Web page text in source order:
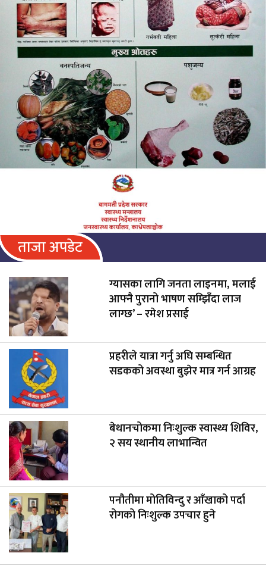
ताजा अपडेट
ग्यासका लागि जनता लाइनमा, मलाई
आफ्नै पुरानो भाषण सम्झिँदा लाज
लाग्छ’ – रमेश प्रसाई
प्रहरीले यात्रा गर्नु अघि सम्बन्धित
सडकको अवस्था बुझेर मात्र गर्न आग्रह
बेथानचोकमा निःशुल्क स्वास्थ्य शिविर,
२ सय स्थानीय लाभान्वित
पनौतीमा मोतिविन्दु र आँखाको पर्दा
रोगको निःशुल्क उपचार हुने